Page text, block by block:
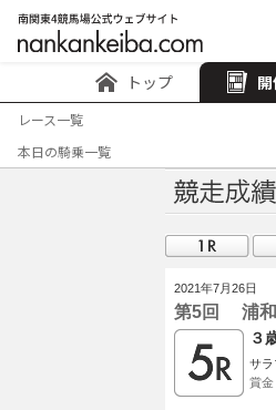
トップ
レース一覧
本日の騎乗一覧
2021年7月26日
第5回 浦
３
サ
賞